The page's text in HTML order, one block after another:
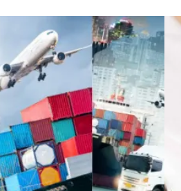
Yazı Tahtaları